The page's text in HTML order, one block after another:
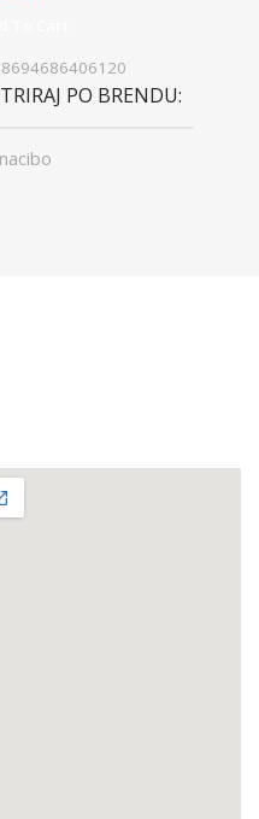
8694686406120
PO BRENDU